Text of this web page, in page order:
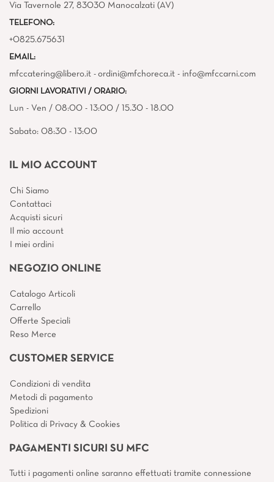
Via Tavernole 27, 83030 Manocalzati (AV)
TELEFONO:
+0825.675631
EMAIL:
mfccatering@libero.it - ordini@mfchoreca.it - info@mfccarni.com
GIORNI LAVORATIVI / ORARIO:
Lun - Ven / 08:00 - 13:00 / 15.30 - 18.00
Sabato: 08:30 - 13:00
IL MIO ACCOUNT
Chi Siamo
Contattaci
Acquisti sicuri
Il mio account
I miei ordini
NEGOZIO ONLINE
Catalogo Articoli
Carrello
Offerte Speciali
Reso Merce
CUSTOMER SERVICE
Condizioni di vendita
Metodi di pagamento
Spedizioni
Politica di Privacy & Cookies
PAGAMENTI SICURI SU MFC
Tutti i pagamenti online saranno effettuati tramite connessione